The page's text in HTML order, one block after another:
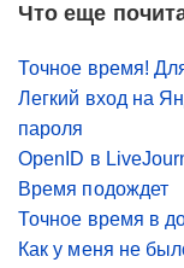
Что еще
Точное время!
Легкий вход на
пароля
OpenID в
Время подождет
Точное время в
Как у меня не